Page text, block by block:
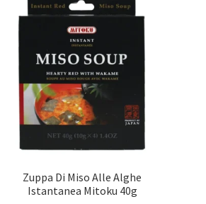
Zuppa Di Miso Alle Alghe
Istantanea Mitoku 40g